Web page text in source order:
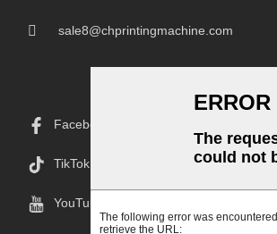
sale8@chprintingmachine.com
Facebook
TikTok
YouTube